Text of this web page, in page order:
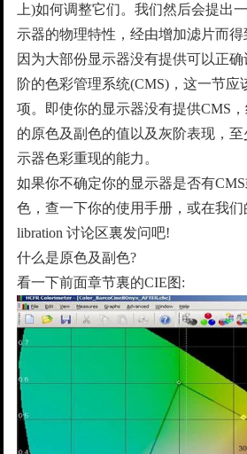
上)如何调整它们。我们然后会提出
示器的物理特性，经由增加滤片而得
因为大部份显示器没有提供可以正
阶的色彩管理系统(CMS)，这一节应
项。即使你的显示器没有提供CMS
的原色及副色的值以及灰阶表现，
示器色彩重现的能力。
如果你不确定你的显示器是否有
色，查一下你的使用手册，或在我们
libration 讨论区裏发问吧!
什么是原色及副色?
看一下前面章节裏的CIE图: